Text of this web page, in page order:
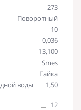
273
Поворотный
10
0,036
13,100
Smes
Гайка
воды
1,50
12